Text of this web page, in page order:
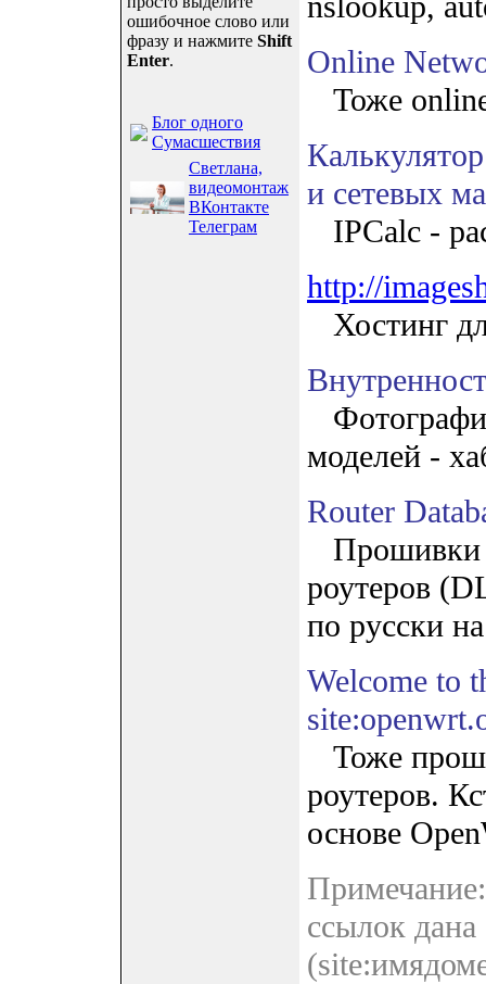
ошибочное слово или
фразу и нажмите Shift
Enter.
Блог одного
Сумасшествия
Светлана,
видеомонтаж
ВКонтакте
Телеграм
Online
Тоже
и сетевых
IPCalc -
http://
Хостинг
моделей -
Router
Прошивки
роутеров
по русски
Welcome to
Тоже
роутеров.
основе
ссылок